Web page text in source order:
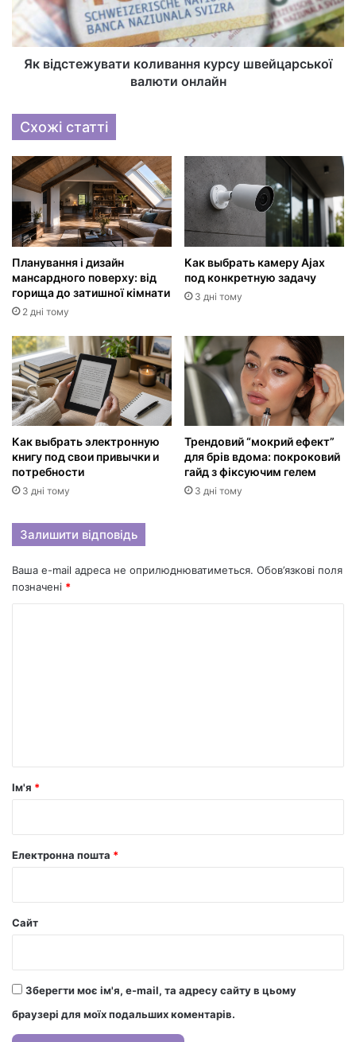
Як відстежувати коливання курсу швейцарської
валюти онлайн
Схожі статті
Планування і дизайн
мансардного поверху: від
горища до затишної кімнати
2 дні тому
Как выбрать камеру Ajax
под конкретную задачу
3 дні тому
Как выбрать электронную
книгу под свои привычки и
потребности
3 дні тому
Трендовий “мокрий ефект”
для брів вдома: покроковий
гайд з фіксуючим гелем
3 дні тому
Залишити відповідь
Ваша e-mail адреса не оприлюднюватиметься. Обов’язкові поля
позначені *
рІм'я *
Електронна пошта *
Сайт
Зберегти моє ім'я, e-mail, та адресу сайту в цьому
браузері для моїх подальших коментарів.